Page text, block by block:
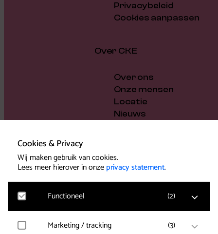
Cookies & Privacy
Wij maken gebruik van cookies.
Lees meer hierover in onzeprivacy statement.
Functioneel (2)
NoodzakelijkMarketing / tracking (3)
Privacybeleid
Cookies aanpassen
Over CKE
Over ons
Onze mensen
Locatie
Nieuws
Bestuur en beleid
Pers